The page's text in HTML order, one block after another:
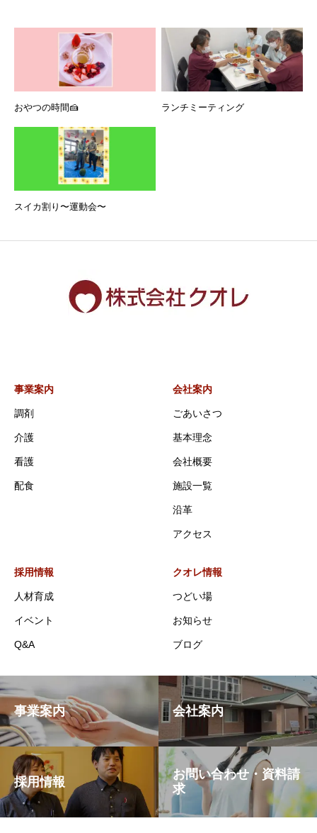
おやつの時間🍰 ランチミーティング
スイカ割り〜運動会〜
事業案内
調剤
介護
看護
配食
会社案内
ごあいさつ
基本理念
会社概要
施設一覧
沿革
アクセス
採用情報
人材育成
イベント
Q&A
クオレ情報
つどい場
お知らせ
ブログ
事業案内 会社案内
採用情報
お問い合わせ・資料請
求